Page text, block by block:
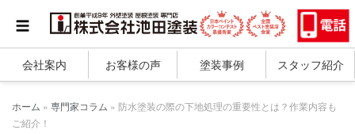
会社案内 お客様の声 塗装事例 スタッフ紹介
ホーム » 専門家コラム » 防水塗装の際の下地処理の重要性とは？作業内容も
ご紹介！